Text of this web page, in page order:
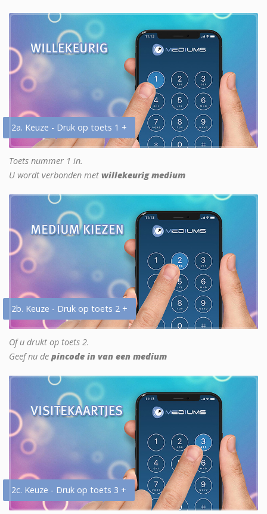
2a. Keuze - Druk op toets 1 +
Toets nummer 1 in.
U wordt verbonden met willekeurig medium
2b. Keuze - Druk op toets 2 +
Of u drukt op toets 2.
Geef nu de pincode in van een medium
2c. Keuze - Druk op toets 3 +